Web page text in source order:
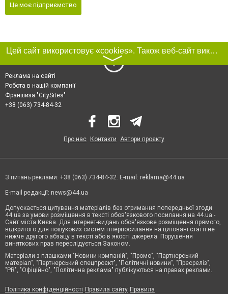
Це моє підприємство
Цей сайт використовує «cookies». Також веб-сайт використовує інтернет-сервіс для збору технічних даних стосовно відвідувачів з метою отримання маркетингової та статистичної інформації. Умови обробки даних відвідувачів сайту див.
〉
Реклама на сайті
Робота в нашій компанії
Франшиза "CitySites"
+38 (063) 734-84-32
Про нас Контакти Автори проєкту
З питань реклами: +38 (063) 734-84-32. E-mail: reklama@44.ua
E-mail редакції: news@44.ua
Допускається цитування матеріалів без отримання попередньої згоди
44.ua за умови розміщення в тексті обов'язкового посилання на 44.ua -
Сайт міста Києва. Для інтернет-видань обов'язкове розміщення прямого,
відкритого для пошукових систем гіперпосилання на цитовані статті не
нижче другого абзацу в тексті або в якості джерела. Порушення
виняткових прав переслідується Законом.
Матеріали з плашками "Новини компаній", "Промо", "Партнерський
матеріал", "Партнерський спецпроєкт", "Політичні новини", "Пресреліз",
"PR", "Офіційно", "Політична реклама" публікуються на правах реклами.
Політика конфіденційності Правила сайту Правила